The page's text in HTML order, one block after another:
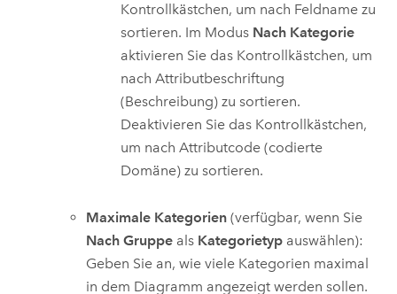
Kontrollkästchen, um nach Feldname zu
sortieren. Im Modus Nach Kategorie
aktivieren Sie das Kontrollkästchen, um
nach Attributbeschriftung
(Beschreibung) zu sortieren.
Deaktivieren Sie das Kontrollkästchen,
um nach Attributcode (codierte
Domäne) zu sortieren.
Maximale Kategorien (verfügbar, wenn Sie
Nach Gruppe als Kategorietyp auswählen):
Geben Sie an, wie viele Kategorien maximal
in dem Diagramm angezeigt werden sollen.